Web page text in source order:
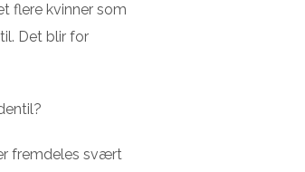
flere kvinner som
Det blir for
fremdeles svært